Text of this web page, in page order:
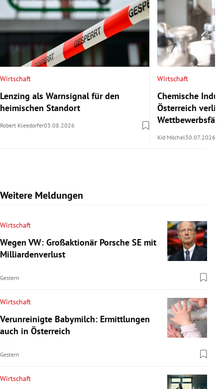
Wirtschaft
Lenzing als Warnsignal für den
heimischen Standort
Robert Kleedorfer03.08.2026
Wirtschaft
Chemische
Österreich
Kid Möchel30.07.2026
Weitere Meldungen
Wirtschaft
Wegen VW: Großaktionär Porsche SE mit
Milliardenverlust
Gestern
Wirtschaft
Verunreinigte Babymilch: Ermittlungen
auch in Österreich
Gestern
Wirtschaft